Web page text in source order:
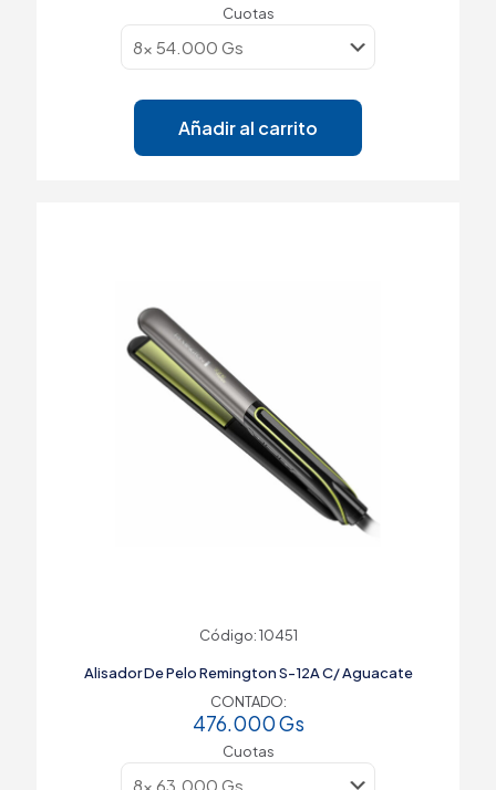
Cuotas
Añadir al carrito
Código: 10451
Alisador De Pelo Remington S-12A C/ Aguacate
CONTADO:
476.000Gs
Cuotas